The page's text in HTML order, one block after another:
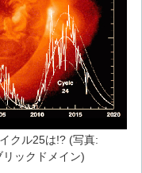
クル25は!? (写真:
ックドメイン)